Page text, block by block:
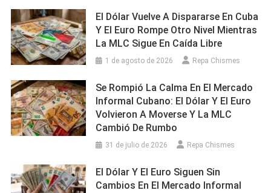
El Dólar Vuelve A Dispararse En Cuba
Y El Euro Rompe Otro Nivel Mientras
La MLC Sigue En Caída Libre
1 de agosto de 2026 Repa Chismes
Se Rompió La Calma En El Mercado
Informal Cubano: El Dólar Y El Euro
Volvieron A Moverse Y La MLC
Cambió De Rumbo
31 de julio de 2026 Repa Chismes
El Dólar Y El Euro Siguen Sin
Cambios En El Mercado Informal